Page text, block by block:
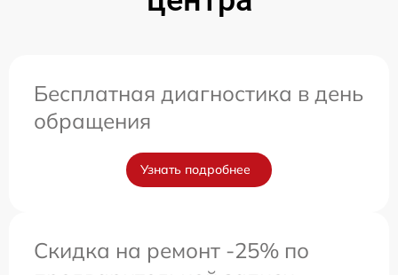
Бесплатная диагностика в день
обращения
Узнать подробнее
Скидка на ремонт -25% по